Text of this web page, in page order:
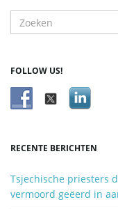
r
o
z
e
k
FOLLOW US!
RECENTE BERICHTEN
Tsjechische priesters
vermoord geëerd in